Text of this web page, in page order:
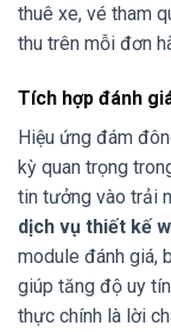
thuê xe, vé tham
thu trên mỗi đơn
Tích hợp đánh
Hiệu ứng đám
kỳ quan trọng
tin tưởng vào trải
dịch vụ thiết kế
module đánh giá,
giúp tăng độ uy
thực chính là lời